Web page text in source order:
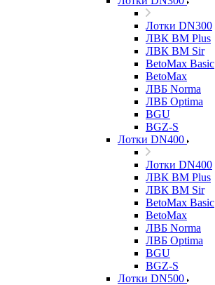
Лотки DN300
ЛВК ВМ Plus
ЛВК ВМ Sir
BetoMax Basic
BetoMax
ЛВБ Norma
ЛВБ Optima
BGU
BGZ-S
Лотки DN400
Лотки DN400
ЛВК ВМ Plus
ЛВК ВМ Sir
BetoMax Basic
BetoMax
ЛВБ Norma
ЛВБ Optima
BGU
BGZ-S
Лотки DN500